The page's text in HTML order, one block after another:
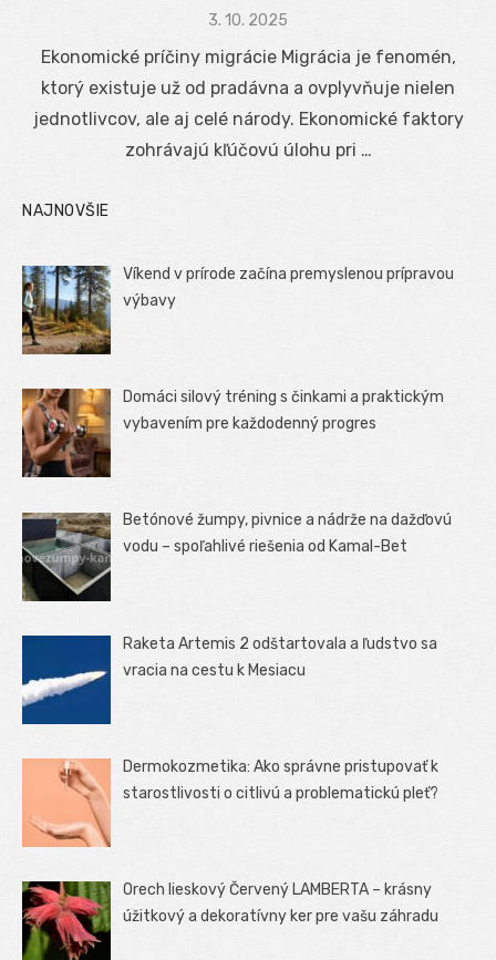
Posted
3. 10. 2025
Ekonomické príčiny migrácie Migrácia je fenomén,
ktorý existuje už od pradávna a ovplyvňuje nielen
jednotlivcov, ale aj celé národy. Ekonomické faktory
zohrávajú kľúčovú úlohu pri …
NAJNOVŠIE
Víkend v prírode začína premyslenou prípravou
výbavy
Domáci silový tréning s činkami a praktickým
vybavením pre každodenný progres
Betónové žumpy, pivnice a nádrže na dažďovú
vodu – spoľahlivé riešenia od Kamal-Bet
Raketa Artemis 2 odštartovala a ľudstvo sa
vracia na cestu k Mesiacu
Dermokozmetika: Ako správne pristupovať k
starostlivosti o citlivú a problematickú pleť?
Orech lieskový Červený LAMBERTA – krásny
úžitkový a dekoratívny ker pre vašu záhradu